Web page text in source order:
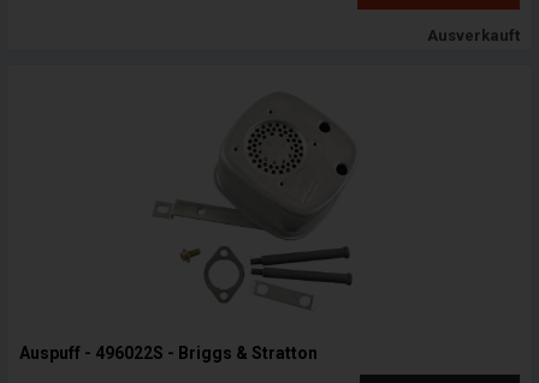
Ausverkauft
Auspuff - 496022S - Briggs & Stratton